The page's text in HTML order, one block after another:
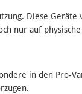
Diese Geräte
nur auf physische
in den Pro-